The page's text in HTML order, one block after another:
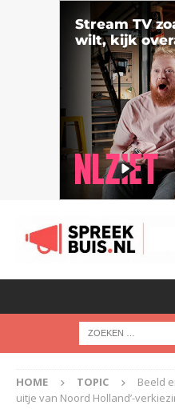
HOME TOPIC
Beeld
uitje van Noord Holland’-